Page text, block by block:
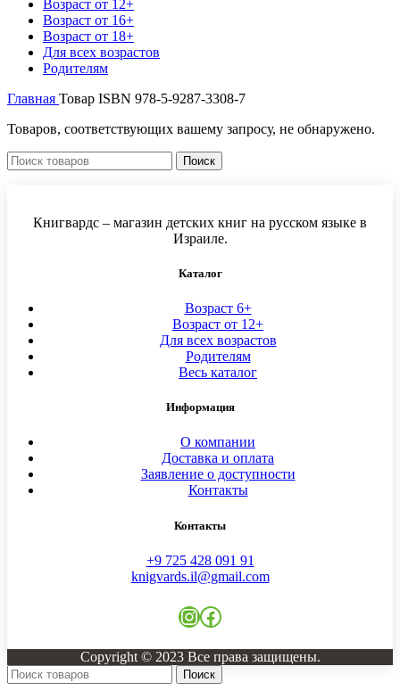
Возраст от 12+
Возраст от 16+
Возраст от 18+
Для всех возрастов
Родителям
Главная Товар ISBN 978-5-9287-3308-7
Товаров, соответствующих вашему запросу, не обнаружено.
Поиск
Книгвардс – магазин детских книг на русском языке в
Израиле.
Каталог
Возраст 6+
Возраст от 12+
Для всех возрастов
Родителям
Весь каталог
Информация
О компании
Доставка и оплата
Заявление о доступности
Контакты
Контакты
+9 725 428 091 91
knigvards.il@gmail.com
Instagram
Facebook
Copyright © 2023 Все права защищены.
Поиск